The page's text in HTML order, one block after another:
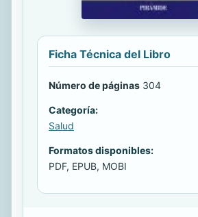
Ficha Técnica del Libro
Número de páginas 304
Categoría:
Salud
Formatos disponibles:
PDF, EPUB, MOBI